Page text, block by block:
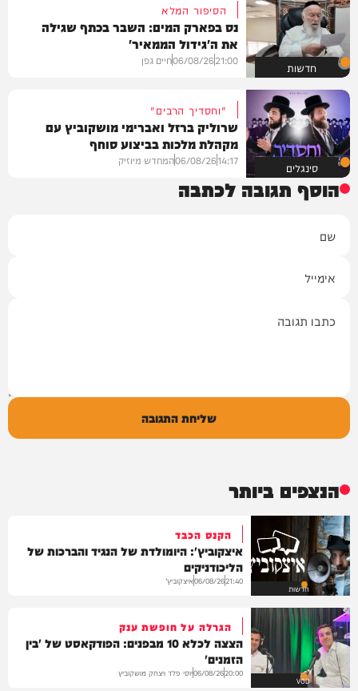
חדשות
הסיפור המלא
נס בפארק המים: השבר בכתף שגילה
את ה'גידול הממאיר'
21:00
06/08/26חיים גפן
סינגלים
"וחסדיך הרבים"
שרוליק ברזל ואברימי מושקוביץ עם
מקהלת מלכות בביצוע סוחף
14:17
06/08/26המחדש מיוזיק
הוסף תגובה לכתבה
שליחת התגובה
הנצפים ביותר
חדשות
הקנס הכבד
איצקוביץ': היומולדת של הנגיד והברכות של
הליכודניקים
21:40
06/08/26איצקוביץ'
VOD
הגרלה על חופשת ענק
הצצה לכלא 10 מבפנים: הפודקאסט של 'בין
הזמנים'
20:00
06/08/26יוסי פלד ויצחק מושקוביץ